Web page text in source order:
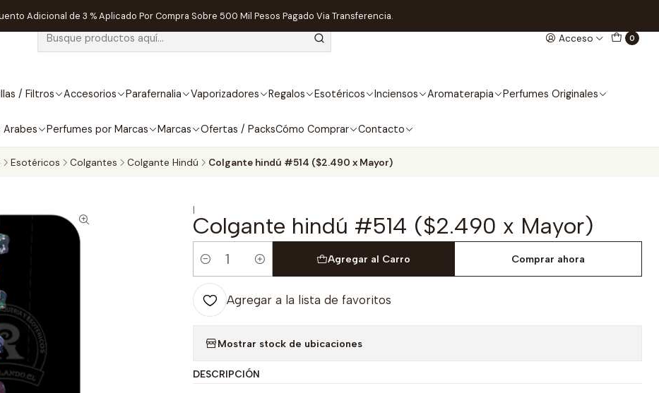
Acceso 0
/ Filtros Accesorios Parafernalia Vaporizadores Regalos Esotéricos Inciensos Aromaterapia Perfumes Originales
Arabes Perfumes por Marcas Marcas Ofertas / PacksCómo Comprar Contacto
Adicional de 3 % Aplicado Por Compra Sobre 500 Mil Pesos Pagado Via Transferencia.
Esotéricos Colgantes Colgante Hindú Colgante hindú #514 ($2.490 x Mayor)
|
Colgante hindú #514 ($2.490 x Mayor)
Cantidad
Agregar al Carro Comprar ahora
Agregar a la lista de favoritos
Mostrar stock de ubicaciones
DESCRIPCIÓN